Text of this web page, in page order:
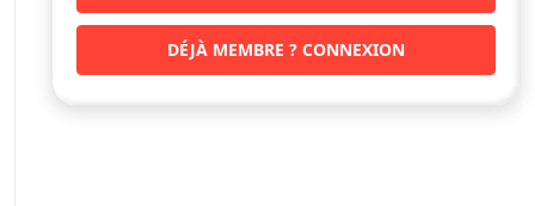
DÉJÀ MEMBRE ? CONNEXION